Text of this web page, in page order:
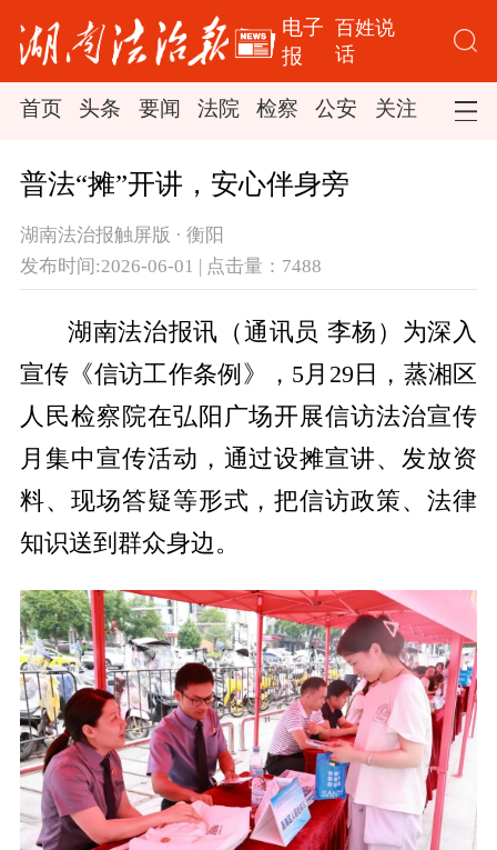
电子
报
百姓说
话
首页 头条 要闻 法院 检察 公安 关注 司法
普法“摊”开讲，安心伴身旁
湖南法治报触屏版 · 衡阳
发布时间:2026-06-01 | 点击量：7488
湖南法治报讯（通讯员 李杨）为深入
宣传 《信访工作条例》
，5月29日，蒸湘区
人民检察院在弘阳广场开展信访法治宣传
月集中宣传活动，通过设摊宣讲、发放资
料、现场答疑等形式，把信访政策、法律
知识送到群众身边。